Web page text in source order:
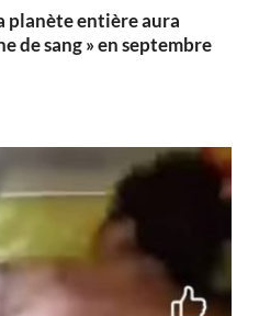
planète entière aura
de sang » en septembre